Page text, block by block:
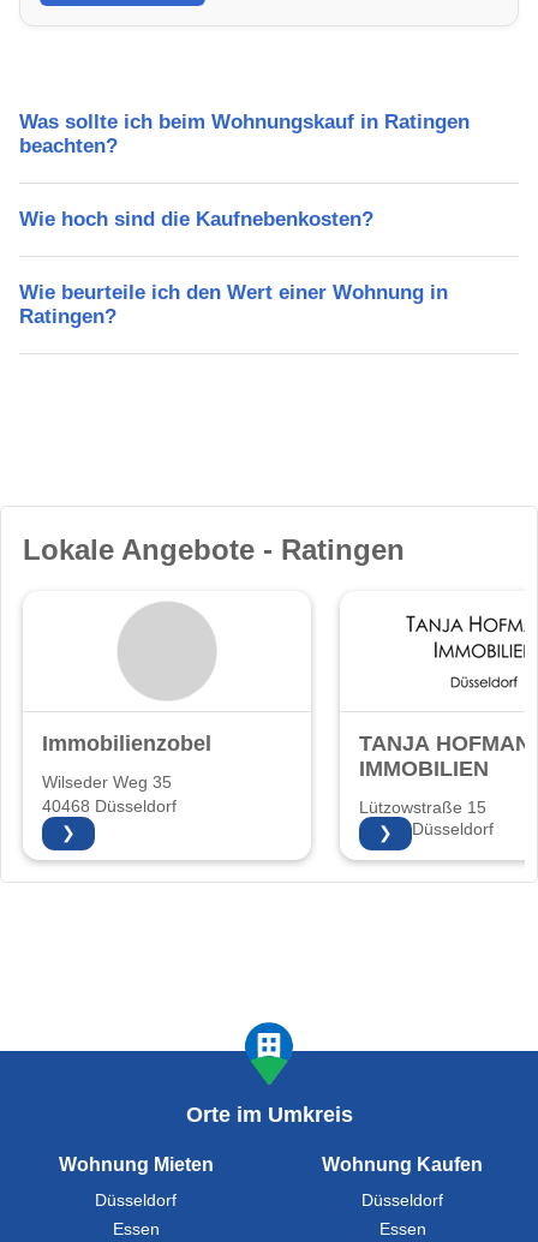
Freizeitmöglichkeiten und Mietpreise.
Was sollte ich beim Wohnungskauf in Ratingen
beachten?
Wie hoch sind die Kaufnebenkosten?
Wie beurteile ich den Wert einer Wohnung in
Ratingen?
Lokale Angebote - Ratingen
Immobilienzobel
Wilseder Weg 35
40468 Düsseldorf
❯
TANJA
IMMOBILIEN
Lützowstraße 15
40476 Düsseldorf
❯
Orte im Umkreis
Wohnung Mieten
Düsseldorf
Essen
Wohnung Kaufen
Düsseldorf
Essen